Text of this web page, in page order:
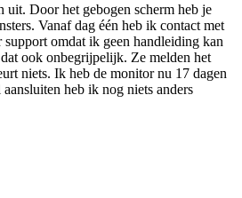
uit. Door het gebogen scherm heb je
Vanaf dag één heb ik contact met
omdat ik geen handleiding kan
ook onbegrijpelijk. Ze melden het
niets. Ik heb de monitor nu 17 dagen
heb ik nog niets anders